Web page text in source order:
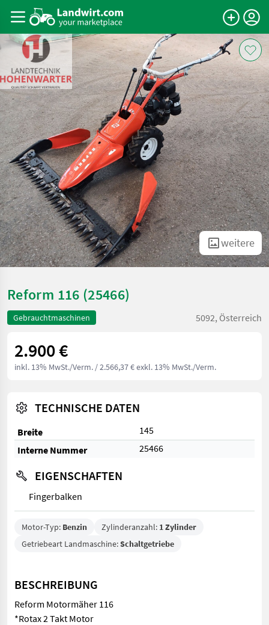
weitere
Reform 116 (25466)
Gebrauchtmaschinen 5092, Österreich
2.900 €
inkl. 13% MwSt./Verm. / 2.566,37 € exkl. 13% MwSt./Verm.
TECHNISCHE DATEN
Breite
145
Interne Nummer
25466
EIGENSCHAFTEN
Fingerbalken
Motor-Typ: Benzin Zylinderanzahl: 1 Zylinder
Getriebeart Landmaschine:Schaltgetriebe
BESCHREIBUNG
Reform Motormäher 116
*Rotax 2 Takt Motor